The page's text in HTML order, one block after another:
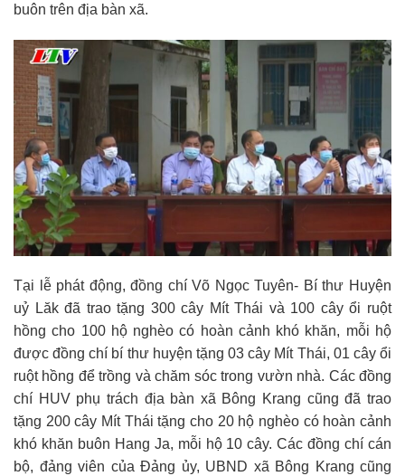
buôn trên địa bàn xã.
Tại lễ phát động, đồng chí Võ Ngọc Tuyên- Bí thư Huyện
uỷ Lăk đã trao tặng 300 cây Mít Thái và 100 cây ổi ruột
hồng cho 100 hộ nghèo có hoàn cảnh khó khăn, mỗi hộ
được đồng chí bí thư huyện tặng 03 cây Mít Thái, 01 cây ổi
ruột hồng để trồng và chăm sóc trong vườn nhà. Các đồng
chí HUV phụ trách địa bàn xã Bông Krang cũng đã trao
tặng 200 cây Mít Thái tặng cho 20 hộ nghèo có hoàn cảnh
khó khăn buôn Hang Ja, mỗi hộ 10 cây. Các đồng chí cán
bộ, đảng viên của Đảng ủy, UBND xã Bông Krang cũng